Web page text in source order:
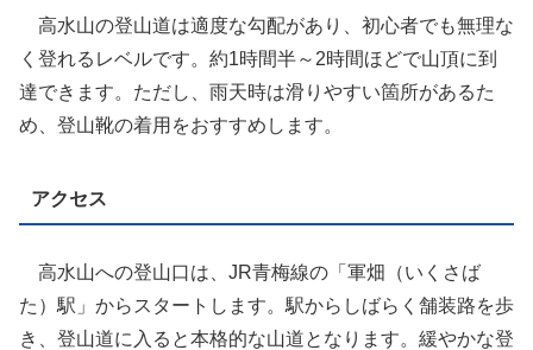
高水山の登山道は適度な勾配があり、初心者でも無理な
く登れるレベルです。約1時間半～2時間ほどで山頂に到
達できます。ただし、雨天時は滑りやすい箇所があるた
め、登山靴の着用をおすすめします。
アクセス
高水山への登山口は、JR青梅線の「軍畑（いくさば
た）駅」からスタートします。駅からしばらく舗装路を歩
き、登山道に入ると本格的な山道となります。緩やかな登